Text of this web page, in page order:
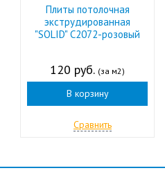
Плиты потолочная
экструдированная
"SOLID" С2072-розовый
120 руб. (за м2)
В корзину
Сравнить